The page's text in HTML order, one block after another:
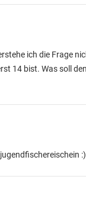
ich die Frage
14 bist. Was soll
:)